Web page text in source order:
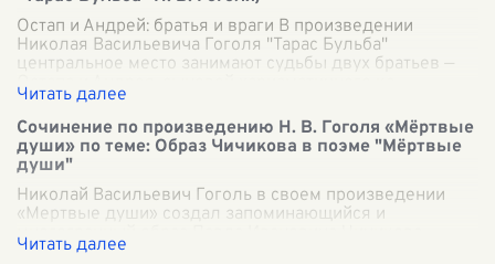
Остап и Андрей: братья и враги В произведении
Николая Васильевича Гоголя "Тарас Бульба"
центральное место занимают судьбы двух братьев —
Остапа и Андрея, сыновей харизматичного ка
Сочинение по произведению Н. В. Гоголя «Мёртвые
души» по теме: Образ Чичикова в поэме "Мёртвые
души"
Николай Васильевич Гоголь в своем произведении
«Мертвые души» создал запоминающийся и
многогранный образ Павла Ивановича Чичикова,
который заставляет читателей задуматься о многих